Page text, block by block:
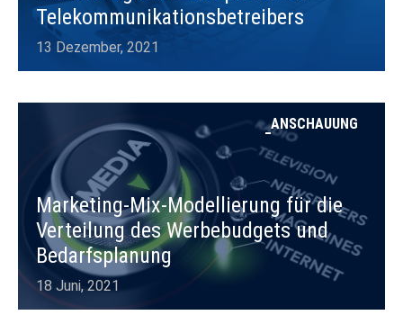
Telekommunikationsbetreibers
13 Dezember, 2021
ANSCHAUUNG
Marketing-Mix-Modellierung für die
Verteilung des Werbebudgets und
Bedarfsplanung
18 Juni, 2021